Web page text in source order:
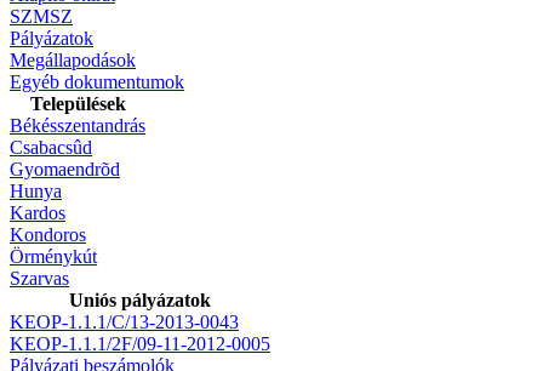
SZMSZ
Pályázatok
Megállapodások
Egyéb dokumentumok
Települések
Békésszentandrás
Csabacsûd
Gyomaendrõd
Hunya
Kardos
Kondoros
Örménykút
Szarvas
Uniós pályázatok
KEOP-1.1.1/C/13-2013-0043
KEOP-1.1.1/2F/09-11-2012-0005
Pályázati beszámolók